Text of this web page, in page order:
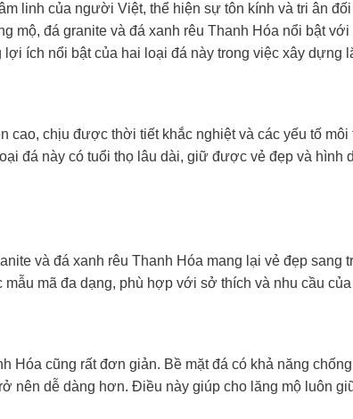
linh của người Việt, thể hiện sự tôn kính và tri ân
mộ, đá granite và đá xanh rêu Thanh Hóa nổi bật
ích nổi bật của hai loại đá này trong việc xây dựng
cao, chịu được thời tiết khắc nghiệt và các yếu tố
đá này có tuổi thọ lâu dài, giữ được vẻ đẹp và hình
và đá xanh rêu Thanh Hóa mang lại vẻ đẹp sang
mã đa dạng, phù hợp với sở thích và nhu cầu
Hóa cũng rất đơn giản. Bề mặt đá có khả năng
nên dễ dàng hơn. Điều này giúp cho lăng mộ luôn